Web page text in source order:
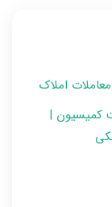
املاک
کمیسیون |